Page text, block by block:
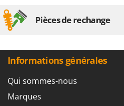
Pièces de rechange
Informations générales
Qui sommes-nous
Marques